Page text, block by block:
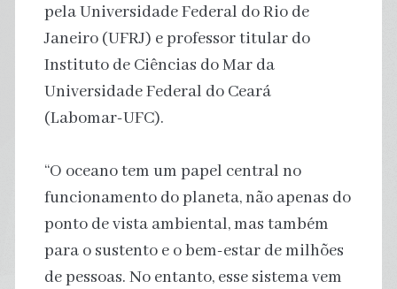
pela Universidade Federal do Rio de
Janeiro (UFRJ) e professor titular do
Instituto de Ciências do Mar da
Universidade Federal do Ceará
(Labomar-UFC).
“O oceano tem um papel central no
funcionamento do planeta, não apenas do
ponto de vista ambiental, mas também
para o sustento e o bem-estar de milhões
de pessoas. No entanto, esse sistema vem